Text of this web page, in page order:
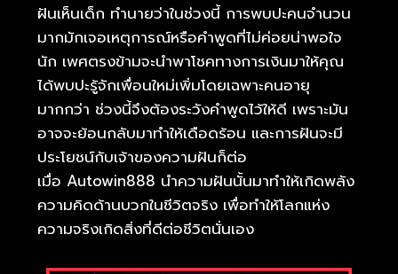
ฝันเห็นเด็ก ทำนายว่าในช่วงนี้ การพบปะคนจำนวน
มากมักเจอเหตุการณ์หรือคำพูดที่ไม่ค่อยน่าพอใจ
นัก เพศตรงข้ามจะนำพาโชคทางการเงินมาให้คุณ
ได้พบปะรู้จักเพื่อนใหม่เพิ่มโดยเฉพาะคนอายุ
มากกว่า ช่วงนี้จึงต้องระวังคำพูดไว้ให้ดี เพราะมัน
อาจจะย้อนกลับมาทำให้เดือดร้อน และการฝันจะมี
ประโยชน์กับเจ้าของความฝันก็ต่อ
เมื่อ Autowin888 นำความฝันนั้นมาทำให้เกิดพลัง
ความคิดด้านบวกในชีวิตจริง เพื่อทำให้โลกแห่ง
ความจริงเกิดสิ่งที่ดีต่อชีวิตนั่นเอง